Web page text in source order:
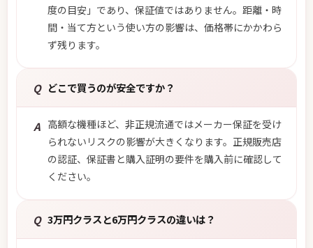
度の目安」であり、保証値ではありません。距離・時
間・当て方という使い方の影響は、価格帯にかかわら
ず残ります。
Q どこで買うのが安全ですか？
A 高額な機種ほど、非正規流通ではメーカー保証を受け
られないリスクの影響が大きくなります。正規販売店
の認証、保証書と購入証明の要件を購入前に確認して
ください。
Q 3万円クラスと6万円クラスの違いは？